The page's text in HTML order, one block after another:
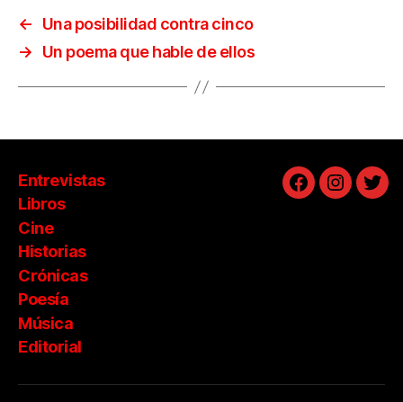
←
Una posibilidad contra cinco
→
Un poema que hable de ellos
Entrevistas
Libros
Cine
Historias
Crónicas
Poesía
Música
Editorial
Facebook